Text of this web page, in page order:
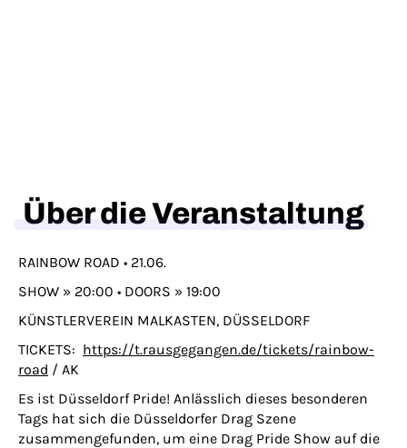
Über die Veranstaltung
RAINBOW ROAD • 21.06.
SHOW » 20:00 • DOORS » 19:00
KÜNSTLERVEREIN MALKASTEN, DÜSSELDORF
TICKETS: https://t.rausgegangen.de/tickets/rainbow-
road / AK
Es ist Düsseldorf Pride! Anlässlich dieses besonderen
Tags hat sich die Düsseldorfer Drag Szene
zusammengefunden, um eine Drag Pride Show auf die